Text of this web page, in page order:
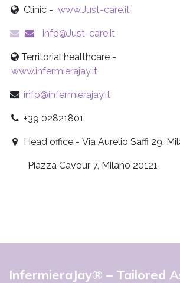
Clinic - www.Just-care.it
info@Just-care.it
Territorial healthcare -
www.infermierajay.it
info@infermierajay.it
+39 02821801
Head office - Via Aurelio Saffi 29,
Piazza Cavour 7,
InfermieraJay® – Tailored